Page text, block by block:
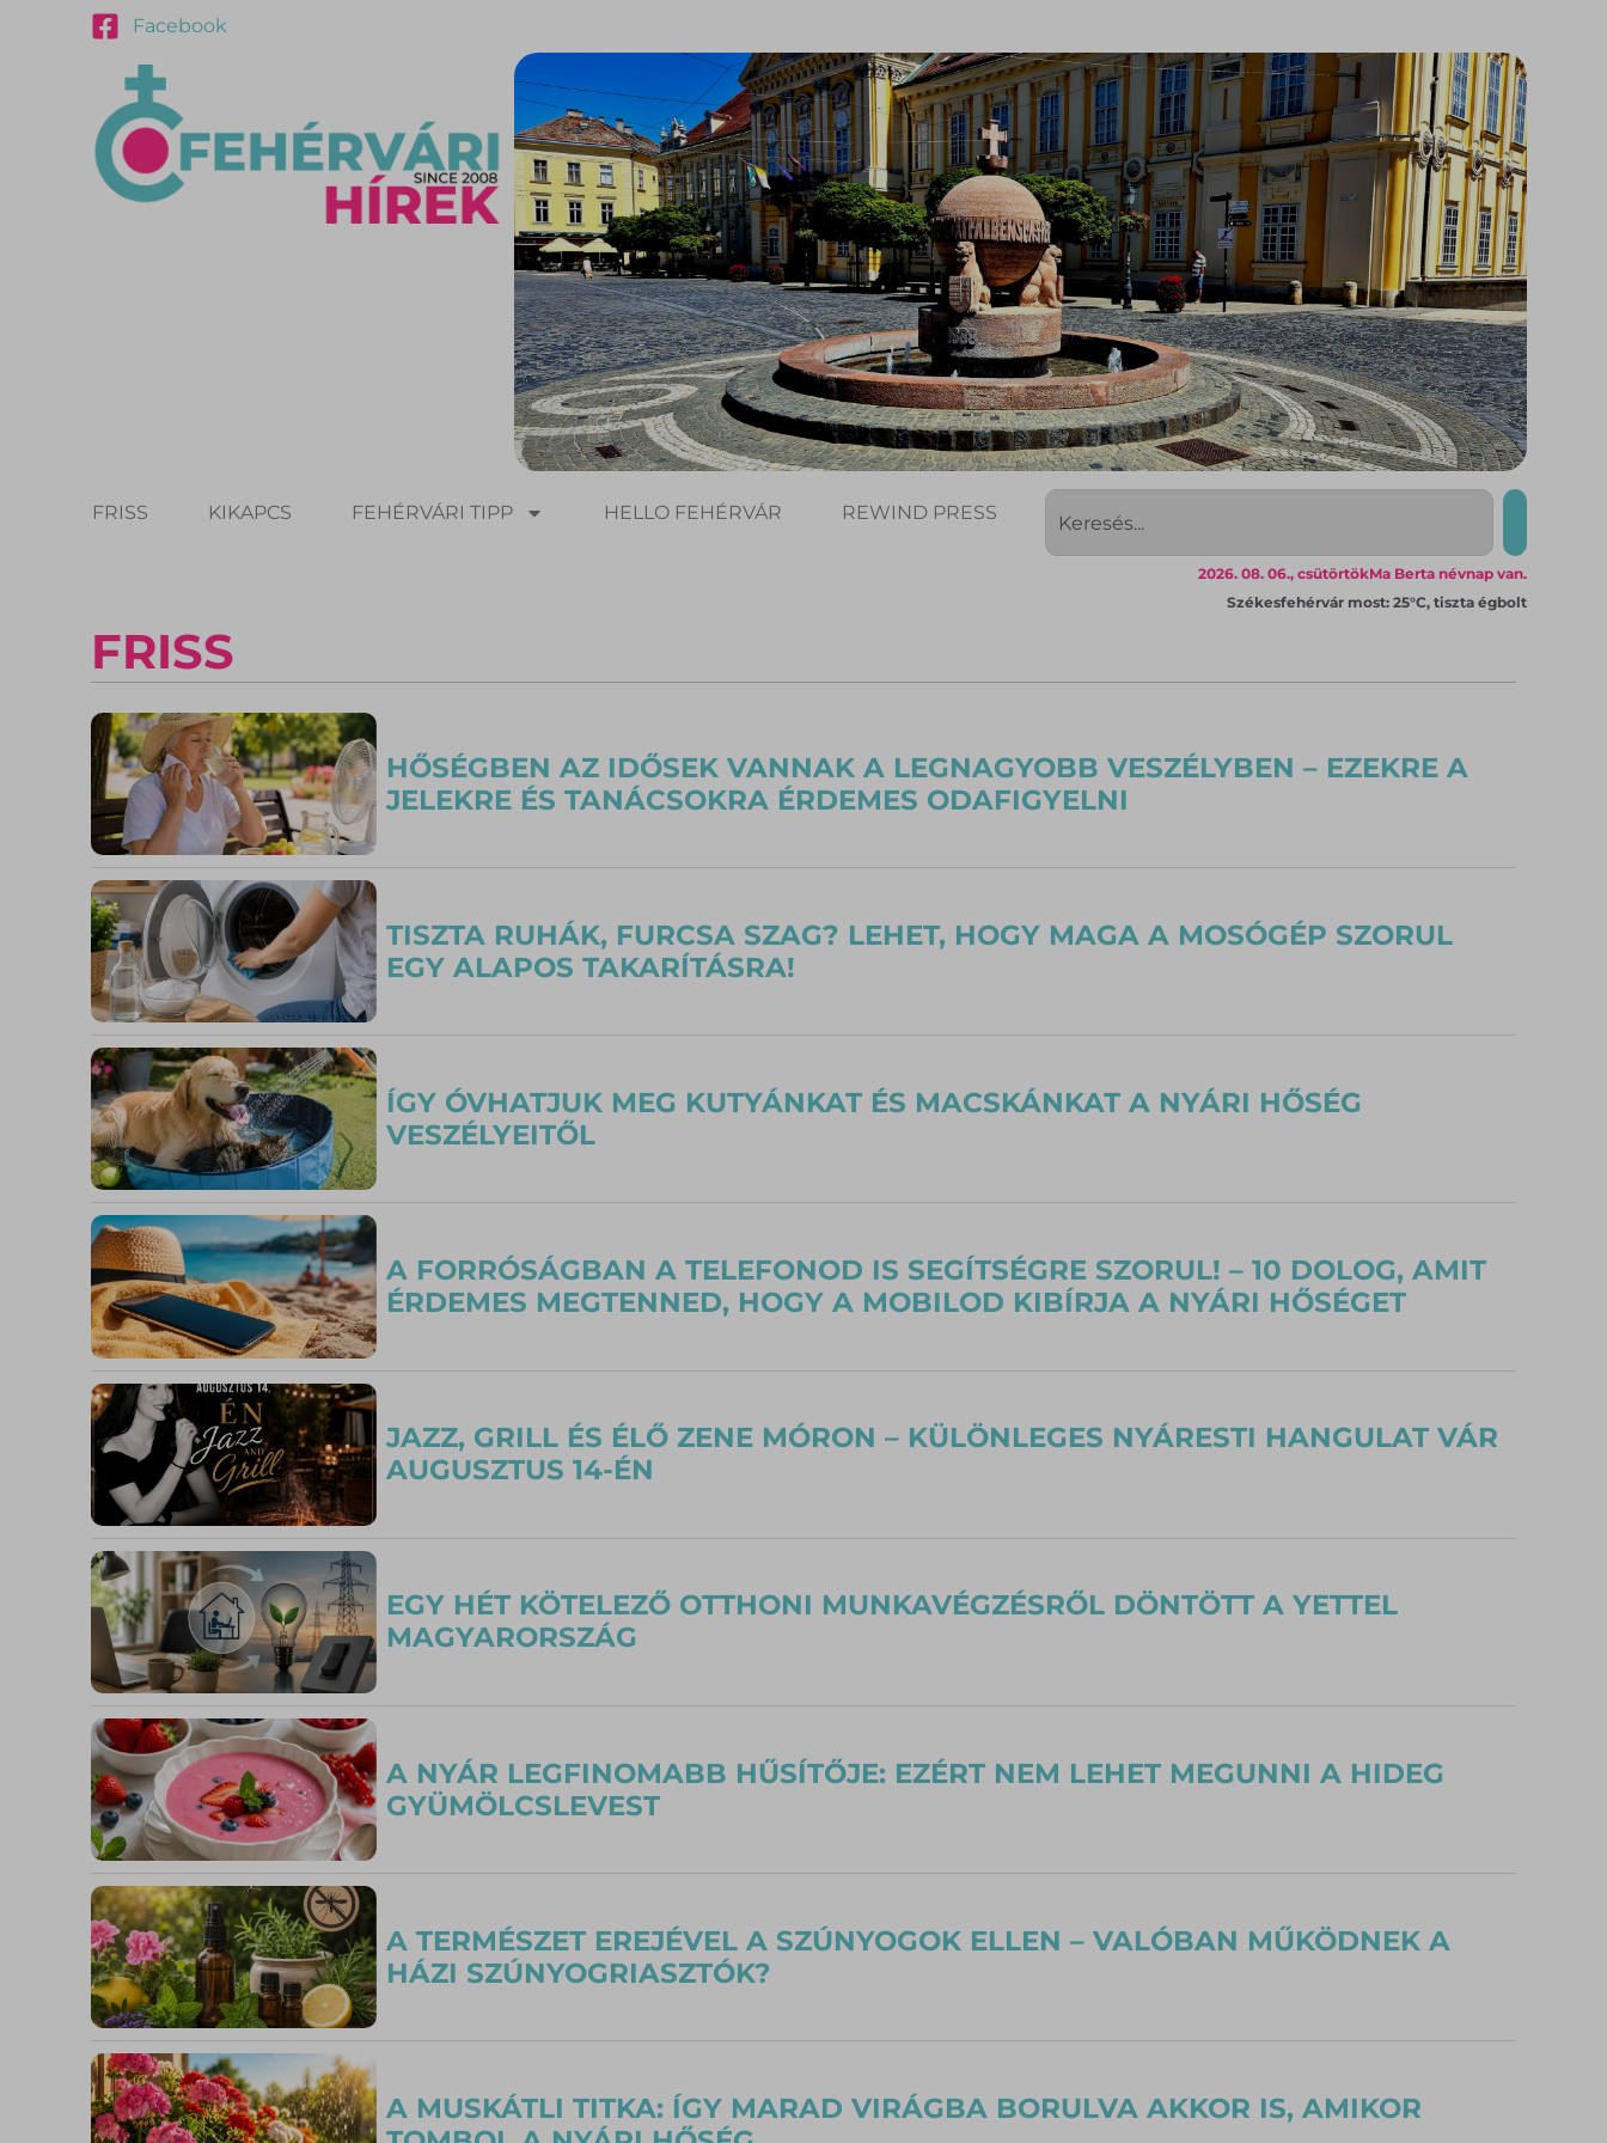
Facebook
FRISS KIKAPCS FEHÉRVÁRI TIPP HELLO FEHÉRVÁR REWIND PRESS
Ma Berta névnap van.
2026. 08. 06., csütörtök
Székesfehérvár most: 25°C, tiszta égbolt
FRISS
HŐSÉGBEN AZ IDŐSEK VANNAK A LEGNAGYOBB VESZÉLYBEN – EZEKRE A
JELEKRE ÉS TANÁCSOKRA ÉRDEMES ODAFIGYELNI
TISZTA RUHÁK, FURCSA SZAG? LEHET, HOGY MAGA A MOSÓGÉP SZORUL
EGY ALAPOS TAKARÍTÁSRA!
ÍGY ÓVHATJUK MEG KUTYÁNKAT ÉS MACSKÁNKAT A NYÁRI HŐSÉG
VESZÉLYEITŐL
A FORRÓSÁGBAN A TELEFONOD IS SEGÍTSÉGRE SZORUL! – 10 DOLOG, AMIT
ÉRDEMES MEGTENNED, HOGY A MOBILOD KIBÍRJA A NYÁRI HŐSÉGET
JAZZ, GRILL ÉS ÉLŐ ZENE MÓRON – KÜLÖNLEGES NYÁRESTI HANGULAT VÁR
AUGUSZTUS 14-ÉN
EGY HÉT KÖTELEZŐ OTTHONI MUNKAVÉGZÉSRŐL DÖNTÖTT A YETTEL
MAGYARORSZÁG
A NYÁR LEGFINOMABB HŰSÍTŐJE: EZÉRT NEM LEHET MEGUNNI A HIDEG
GYÜMÖLCSLEVEST
A TERMÉSZET EREJÉVEL A SZÚNYOGOK ELLEN – VALÓBAN MŰKÖDNEK A
HÁZI SZÚNYOGRIASZTÓK?
A MUSKÁTLI TITKA: ÍGY MARAD VIRÁGBA BORULVA AKKOR IS, AMIKOR